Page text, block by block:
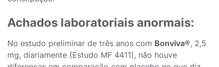
Achados laboratoriais anormais:
No estudo preliminar de três anos com Bonviva®, 2,5
mg, diariamente (Estudo MF 4411), não houve